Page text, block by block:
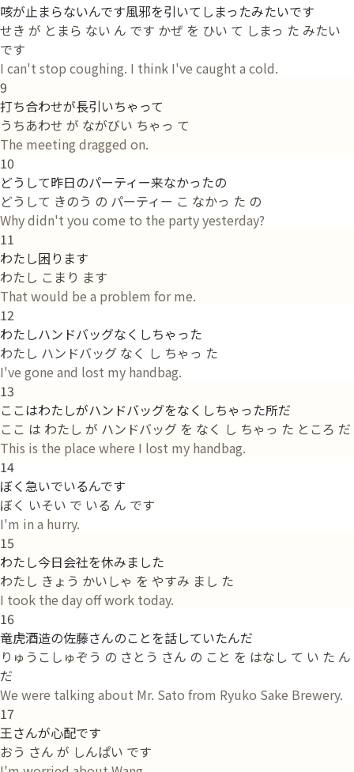
咳が止まらないんです風邪を引いてしまったみたいです
せき が とまら ない ん です かぜ を ひい て しまっ た みたい
です
I can't stop coughing. I think I've caught a cold.
9
打ち合わせが長引いちゃって
うちあわせ が ながびい ちゃっ て
The meeting dragged on.
10
どうして昨日のパーティー来なかったの
どうして きのう の パーティー こ なかっ た の
Why didn't you come to the party yesterday?
11
わたし困ります
わたし こまり ます
That would be a problem for me.
12
わたしハンドバッグなくしちゃった
わたし ハンドバッグ なく し ちゃっ た
I've gone and lost my handbag.
13
ここはわたしがハンドバッグをなくしちゃった所だ
ここ は わたし が ハンドバッグ を なく し ちゃっ た ところ だ
This is the place where I lost my handbag.
14
ぼく急いでいるんです
ぼく いそい で いる ん です
I'm in a hurry.
15
わたし今日会社を休みました
わたし きょう かいしゃ を やすみ まし た
I took the day off work today.
16
竜虎酒造の佐藤さんのことを話していたんだ
りゅうこしゅぞう の さとう さん の こと を はなし て い た ん
だ
We were talking about Mr. Sato from Ryuko Sake Brewery.
17
王さんが心配です
おう さん が しんぱい です